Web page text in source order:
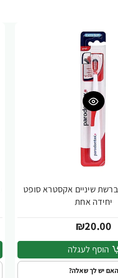
שיניים אקסטרא סופט
יחידה אחת
₪20.00
הוסף לעגלה
האם יש לך שאלה?